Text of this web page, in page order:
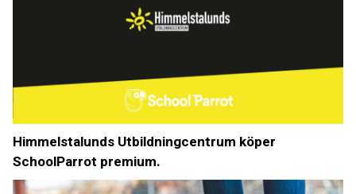
Himmelstalunds Utbildningcentrum köper
SchoolParrot premium.